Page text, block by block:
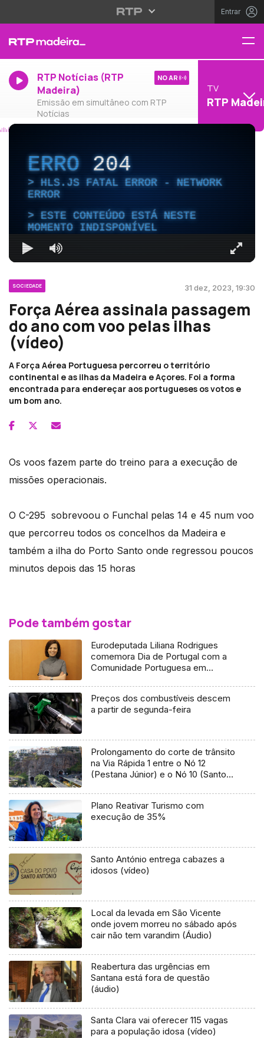
Entrar
RTP Notícias (RTP
Madeira)
Emissão em simultâneo com RTP
Notícias
NO AR
TV
RTP
ERRO204
HLS.JS FATAL ERROR - NETWORK
ERROR
ESTE CONTEÚDO ESTÁ NESTE
MOMENTO INDISPONÍVEL
SOCIEDADE 31 dez, 2023, 19:30
Força Aérea assinala passagem
do ano com voo pelas ilhas
(vídeo)
A Força Aérea Portuguesa percorreu o território
continental e as ilhas da Madeira e Açores. Foi a forma
encontrada para endereçar aos portugueses os votos e
um bom ano.
Os voos fazem parte do treino para a execução de
missões operacionais.
O C-295 sobrevoou o Funchal pelas 14 e 45 num voo
que percorreu todos os concelhos da Madeira e
também a ilha do Porto Santo onde regressou poucos
minutos depois das 15 horas
Pode também gostar
Eurodeputada Liliana Rodrigues
comemora Dia de Portugal com a
Comunidade Portuguesa em
Preços dos combustíveis descem
a partir de segunda-feira
Prolongamento do corte de trânsito
na Via Rápida 1 entre o Nó 12
(Pestana Júnior) e o Nó 10 (Santo
Plano Reativar Turismo com
execução de 35%
Santo António entrega cabazes a
idosos (vídeo)
Local da levada em São Vicente
onde jovem morreu no sábado após
cair não tem varandim (Áudio)
Reabertura das urgências em
Santana está fora de questão
(áudio)
Santa Clara vai oferecer 115 vagas
para a população idosa (vídeo)